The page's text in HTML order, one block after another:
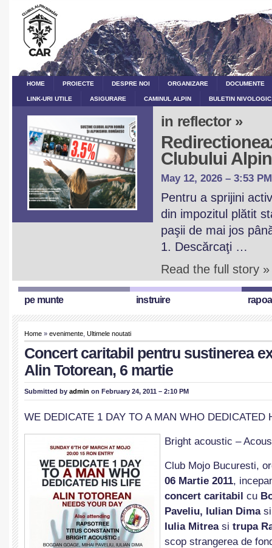
HOME PROIECTE DESPRE NOI ORGANIZARE DOCUMENTE
LINK-URI UTILE ASIGURARE CAMINUL ALPIN BULETIN
in reflector »
Clubului
May 12, 2026 – 3:53 PM
Pentru a sprijini
din impozitul plătit
paşii de mai jos
1. Descărcaţi …
Read the full story »
pe munte instruire
Home » evenimente Ultimele noutati
Concert caritabil pentru sustinerea
Alin Totorean, 6 martie
Submitted by admin on February 24, 2011 – 2:10 PM
WE DEDICATE 1 DAY TO A MAN WHO DEDICATED
Bright acoustic –
Club Mojo Bucuresti,
06 Martie 2011,
concert caritabil cu
Paveliu, Iulian Dimasi
Iulia Mitrea si trupa
scop strangerea de